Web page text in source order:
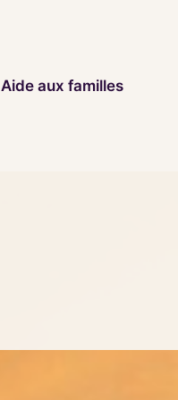
Aide aux familles